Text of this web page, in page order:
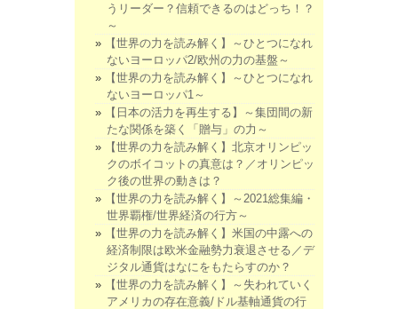
うリーダー？信頼できるのはどっち！？
～
【世界の力を読み解く】～ひとつになれ
ないヨーロッパ2/欧州の力の基盤～
【世界の力を読み解く】～ひとつになれ
ないヨーロッパ1～
【日本の活力を再生する】～集団間の新
たな関係を築く「贈与」の力～
【世界の力を読み解く】北京オリンピッ
クのボイコットの真意は？／オリンピッ
ク後の世界の動きは？
【世界の力を読み解く】～2021総集編・
世界覇権/世界経済の行方～
【世界の力を読み解く】米国の中露への
経済制限は欧米金融勢力衰退させる／デ
ジタル通貨はなにをもたらすのか？
【世界の力を読み解く】～失われていく
アメリカの存在意義/ドル基軸通貨の行